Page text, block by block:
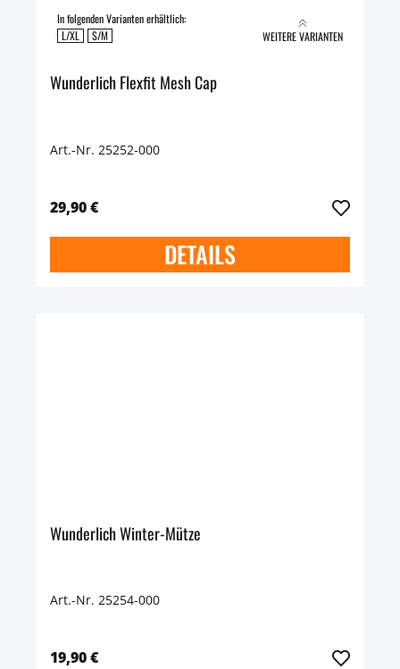
In folgenden Varianten erhältlich:
L/XL
S/M WEITERE VARIANTEN
Wunderlich Flexfit Mesh Cap
Art.-Nr. 25252-000
29,90 €
DETAILS
Wunderlich Winter-Mütze
Art.-Nr. 25254-000
19,90 €